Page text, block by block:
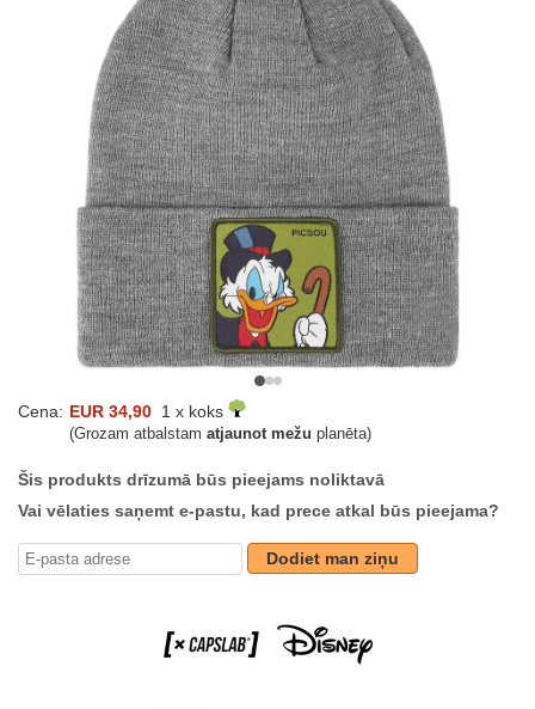
Cena: EUR 34,90 1 x koks
(Grozam atbalstam atjaunot mežu planēta)
Šis produkts drīzumā būs pieejams noliktavā
Vai vēlaties saņemt e-pastu, kad prece atkal būs pieejama?
Dodiet man ziņu